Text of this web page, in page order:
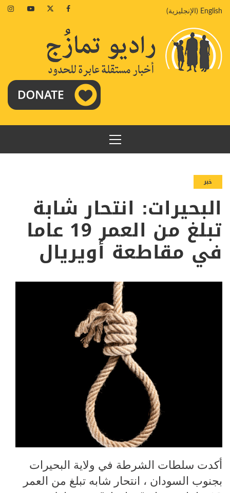
إلىEnglish
( الإنجليزية)
Facebook
Twitter
Youtube
القائمة
الرئيسية
خبر
البحيرات: انتحار شابة
تبلغ من العمر 19 عاما
في مقاطعة أويريال
أكدت سلطات الشرطة في ولاية البحيرات
بجنوب السودان ، انتحار شابه تبلغ من العمر